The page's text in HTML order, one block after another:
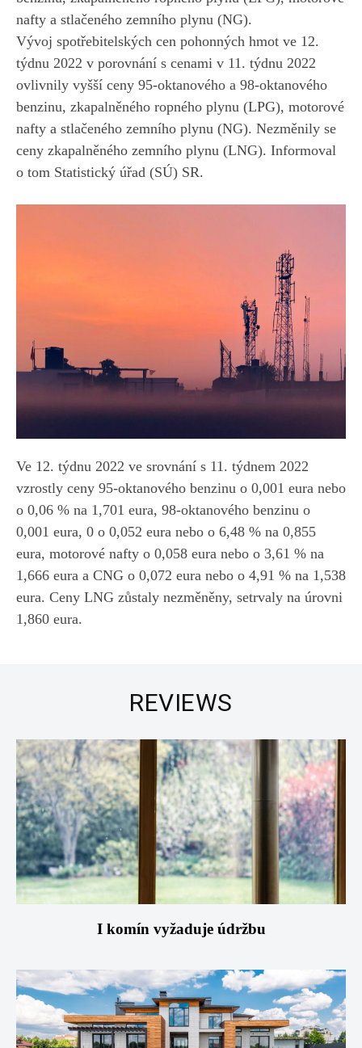
nafty a stlačeného zemního plynu (NG).
Vývoj spotřebitelských cen pohonných hmot ve 12.
týdnu 2022 v porovnání s cenami v 11. týdnu 2022
ovlivnily vyšší ceny 95-oktanového a 98-oktanového
benzinu, zkapalněného ropného plynu (LPG), motorové
nafty a stlačeného zemního plynu (NG). Nezměnily se
ceny zkapalněného zemního plynu (LNG). Informoval
o tom Statistický úřad (SÚ) SR.
Ve 12. týdnu 2022 ve srovnání s 11. týdnem 2022
vzrostly ceny 95-oktanového benzinu o 0,001 eura nebo
o 0,06 % na 1,701 eura, 98-oktanového benzinu o
0,001 eura, 0 o 0,052 eura nebo o 6,48 % na 0,855
eura, motorové nafty o 0,058 eura nebo o 3,61 % na
1,666 eura a CNG o 0,072 eura nebo o 4,91 % na 1,538
eura. Ceny LNG zůstaly nezměněny, setrvaly na úrovni
1,860 eura.
REVIEWS
I komín vyžaduje údržbu